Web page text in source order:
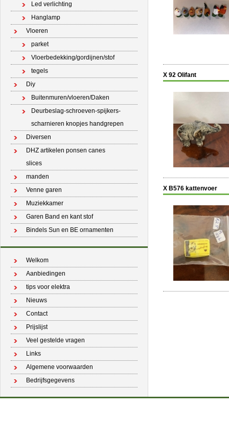
Led verlichting
Hanglamp
Vloeren
parket
Vloerbedekking/gordijnen/stof
tegels
Diy
Buitenmuren/vloeren/Daken
Deurbeslag-schroeven-spijkers-
scharnieren knopjes handgrepen
Diversen
DHZ artikelen ponsen canes
slices
manden
Venne garen
Muziekkamer
Garen Band en kant stof
Bindels Sun en BE ornamenten
Welkom
Aanbiedingen
tips voor elektra
Nieuws
Contact
Prijslijst
Veel gestelde vragen
Links
Algemene voorwaarden
Bedrijfsgegevens
X 92 Olifant
X B576 kattenvoer